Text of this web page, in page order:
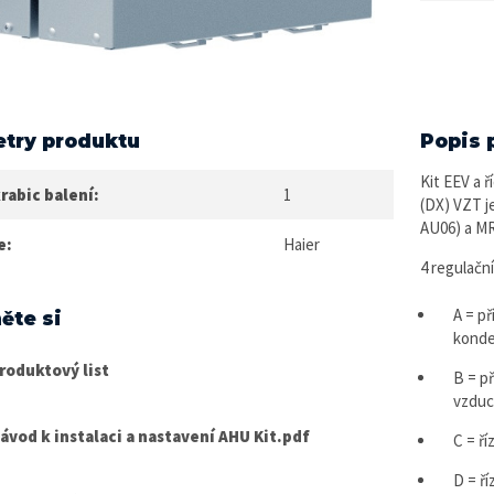
produktu
balení: 1
Haier
Popis
Kit EEV a
(DX) VZT
AU06) a
4
A =
B =
C =
D =
si
list
k instalaci a nastavení AHU Kit.pdf